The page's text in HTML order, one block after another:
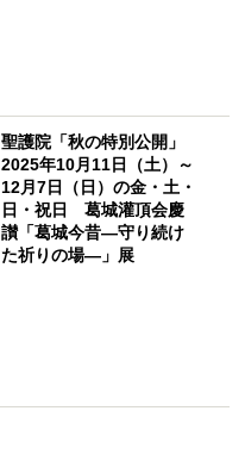
聖護院「秋の特別公開」
2025年10月11日（土）～
12月7日（日）の金・土・
日・祝日 葛城灌頂会慶
讃「葛城今昔―守り続け
た祈りの場―」展